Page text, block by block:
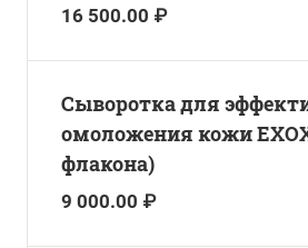
16 500.00 ₽
Сыворотка для
омоложения кожи
флакона)
9 000.00 ₽